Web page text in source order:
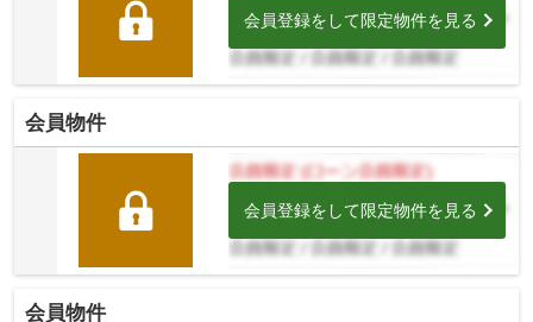
会員登録をして限定物件を見る
会員物件
会員登録をして限定物件を見る
会員物件